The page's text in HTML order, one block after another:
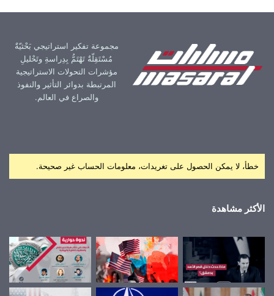
مجموعة تفكير استراتيجي بَحْثيّةٌ
مُسْتَقِلّةٌ تَهْتَمُّ بِدِراسةِ وتَحْليلِ
مؤشرات التحولات الاستراتيجية
المرتبطة بدوائر التأثير والنفوذ
والصراع في العالم.
خطأ، لا يمكن الحصول على تغريدات، معلومات الحساب غير صحيحة.
الأكثر مشاهدة